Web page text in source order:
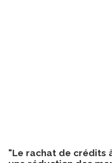
"Le rachat de crédits